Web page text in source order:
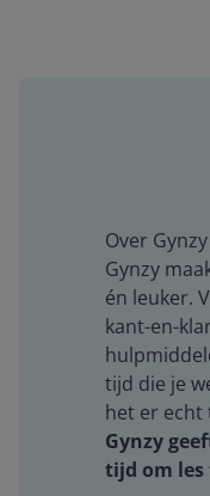
Over Gynzy
Gynzy
én leuker.
kant-en-
tijd die je
het er echt
Gynzy
tijd om les